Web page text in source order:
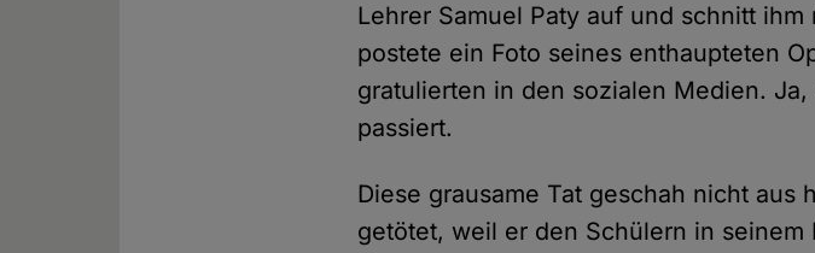
Lehrer Samuel Paty auf und schnitt
postete ein Foto seines enthaupteten
gratulierten in den sozialen Medien.
passiert.
Diese grausame Tat geschah nicht aus
getötet, weil er den Schülern in seinem